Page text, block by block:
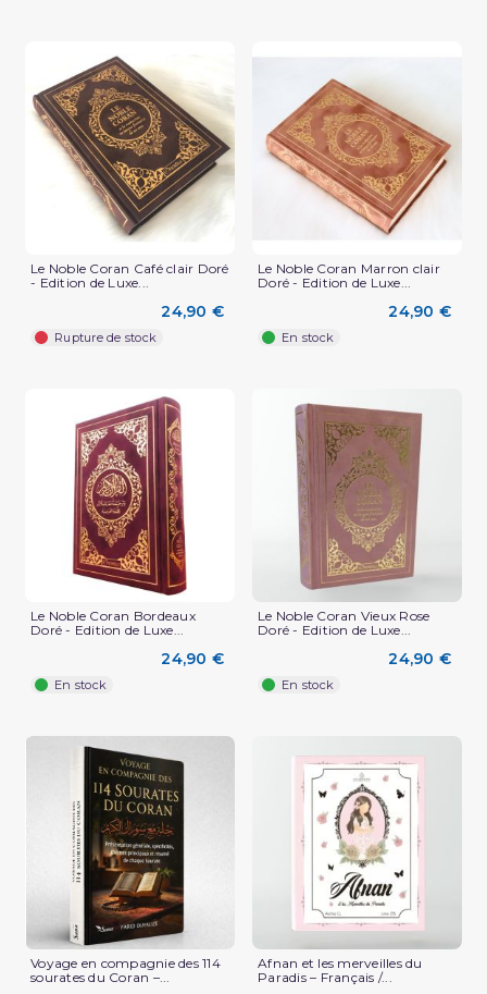
Le Noble Coran Café clair Doré
- Edition de Luxe...
24,90 €
Rupture de stock
Le Noble Coran Marron clair
Doré - Edition de Luxe...
24,90 €
En stock
Le Noble Coran Bordeaux
Doré - Edition de Luxe...
24,90 €
En stock
Le Noble Coran Vieux Rose
Doré - Edition de Luxe...
24,90 €
En stock
Voyage en compagnie des 114
sourates du Coran –...
Afnan et les merveilles du
Paradis – Français /...